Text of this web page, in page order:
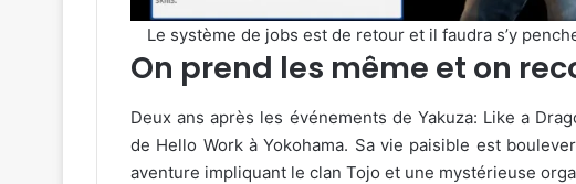
Le système de jobs est de retour et il faudra s’y
On prend les même et on
Deux ans après les événements de Yakuza: Like a
de Hello Work à Yokohama. Sa vie paisible est
aventure impliquant le clan Tojo et une mystérieuse